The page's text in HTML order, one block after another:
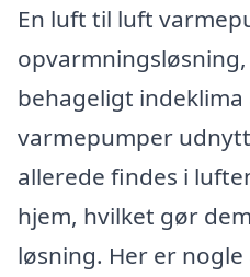
En luft til luft
behageligt
varmepumper
allerede findes i
hjem, hvilket gør
løsning. Her er